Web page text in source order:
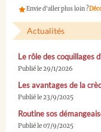
Envie d'aller plus loin ?
Actualités
Le rôle des coquillages
Publié le 29/1/2026
Les avantages de la
Publié le 23/9/2025
Routine sos
Publié le 07/9/2025